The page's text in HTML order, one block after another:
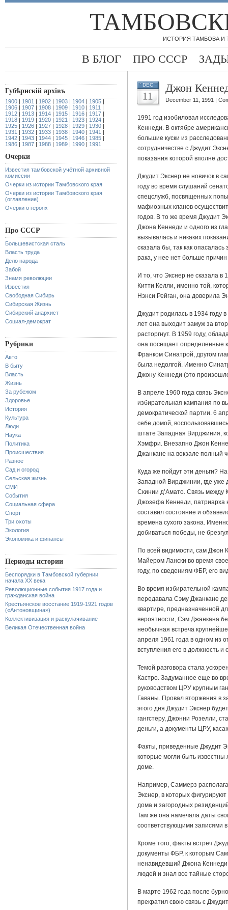
ИСТОРИЯ ТАМБОВА
В БЛОГ ПРО СССР
Губѣрнскiй архiвъ
1900 | 1901 | 1902 | 1903 | 1904 | 1905 |
1906 | 1907 | 1908 | 1909 | 1910 | 1911 |
1912 | 1913 | 1914 | 1915 | 1916 | 1917 |
1918 | 1919 | 1920 | 1921 | 1923 | 1924 |
1925 | 1926 | 1927 | 1928 | 1929 | 1930 |
1931 | 1932 | 1933 | 1938 | 1940 | 1941 |
1942 | 1943 | 1944 | 1945 | 1946 | 1985 |
1986 | 1987 | 1988 | 1989 | 1990 | 1991
Очерки
Известия тамбовской учётной архивной
комиссии
Очерки из истории Тамбовского края
Очерки из истории Тамбовского края
(оглавление)
Очерки о героях
Про СССР
Большевистская сталь
Власть труда
Дело народа
Забой
Знамя революции
Известия
Свободная Сибирь
Сибирская Жизнь
Сибирский анархист
Социал-демократ
Рубрики
Авто
В быту
Власть
Жизнь
За рубежом
Здоровье
История
Культура
Люди
Наука
Политика
Происшествия
Разное
Сад и огород
Сельская жизнь
СМИ
События
Социальная сфера
Спорт
Три охоты
Экология
Экономика и финансы
Периоды истории
Беспорядки в Тамбовской губернии
начала XX века
Революционные события 1917 года и
гражданская война
Крестьянское восстание 1919-1921 годов
(«Антоновщина»)
Коллективизация и раскулачивание
Великая Отечественная война
DEC
11
Джон
December 11, 1991 |
1991 год изобиловал
Кеннеди. В октябре
большие куски из
сотрудничестве с Джудит
показания которой вполне
Джудит Экснер не новичок в
году во время слушаний
спецслужб, посвященных
мафиозных кланов
годов. В то же время Джудит
Джона Кеннеди и одного из
вызывалась и никаких
сказала бы, так как
рака, у нее нет больше
И то, что Экснер не сказала в
Китти Келли, именно той,
Нэнси Рейган, она доверила
Джудит родилась в 1934 году
лет она выходит замуж за
расторгнут. В 1959 году,
она посещает определенные
Франком Синатрой, другом
была недолгой. Именно
Джону Кеннеди (это
В апреле 1960 года связь
избирательная кампания по
демократической партии. 6
себе домой,
штате Западная Вирджиния,
Хэмфри. Внезапно Джон
Джанкане на вокзале полный
Куда же пойдут эти деньги?
Западной Вирджинии, где уже
Скинии д’Амато. Связь между
Джозефа Кеннеди, патриарха
составил состояние и
времена сухого закона.
добиваться победы, не
По всей видимости, сам Джон
Майером Лански во время
году, по сведениям ФБР, его
Во время избирательной
передавала Сэму Джанкане
квартире, предназначенной
вероятности, Сэм Джанкана
необычная встреча
апреля 1961 года в одном из
вступления его в должность и
Темой разговора стала
Кастро. Задуманное еще во
руководством ЦРУ крупным
Гаваны. Провал вторжения в
этого дня Джудит Экснер
гангстеру, Джонни Розелли,
деньги, а документы ЦРУ,
Факты, приведенные Джудит
которые могли быть
доме.
Например, Саммерз
Экснер, в которых
дома и загородных
Там же она намечала даты
соответствующими записями
Кроме того, факты встреч
документы ФБР, к которым
ненавидевший Джона
людей и знал все тайные
В марте 1962 года после
прекратил свою связь с